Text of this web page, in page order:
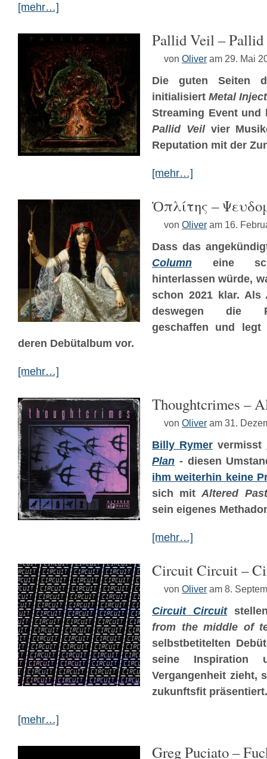
[mehr…]
Pallid Veil –
von Oliver am 29. Mai
Die guten Seiten
initialisiertMetal
Streaming Event und
Pallid Veilvier
Reputation mit der
[mehr…]
Ὁπλίτης –
von Oliver am 16.
Dass das
Column eine
hinterlassen würde,
schon 2021 klar. Als
deswegen die
geschaffen und
deren Debütalbum vor.
[mehr…]
Thoughtcrimes –
von Oliver am 31.
Billy Rymer vermisst
Plan - diesen
ihm weiterhin keine
sich mitAltered Past
sein eigenes
[mehr…]
Circuit Circuit –
von Oliver am 8.
Circuit Circuit
from the middle of
selbstbetitelten
seine Inspiration
Vergangenheit zieht,
zukunftsfit
[mehr…]
Greg Puciato –